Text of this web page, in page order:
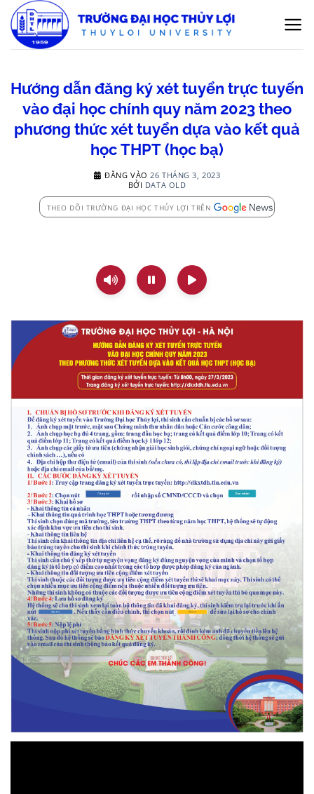
qua
nội
Hướng dẫn đăng ký xét tuyển trực tuyến
vào đại học chính quy năm 2023 theo
phương thức xét tuyển dựa vào kết quả
học THPT (học bạ)
ĐĂNG VÀO 26 THÁNG 3, 2023
BỞI DATA OLD
THEO DÕI TRƯỜNG ĐẠI HỌC THỦY LỢI TRÊN